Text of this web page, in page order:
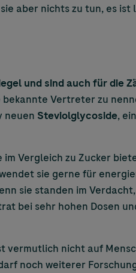
aber nichts zu tun, es ist
und sind auch für die
bekannte Vertreter zu
neuen Steviolglycoside,
Vergleich zu Zucker
sie gerne für
sie standen im
bei sehr hohen Dosen
vermutlich nicht auf
noch weiterer